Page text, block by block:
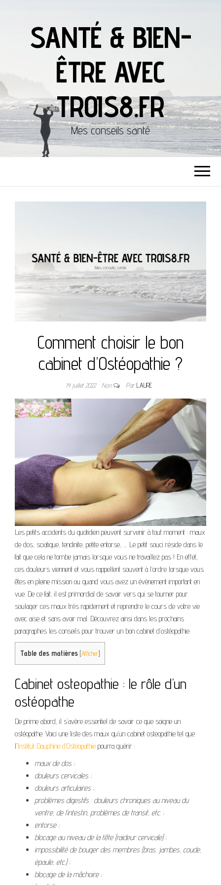
SANTÉ & BIEN-
ÊTRE AVEC
TROIS8.FR
Mes conseils santé
Comment choisir le bon
cabinet d’Ostéopathie ?
14 juillet 2022 Non ParLAURE
Les petits accidents du quotidien peuvent survenir à tout moment : maux
de dos, sciatique, tendinite, petite entorse, … Le petit souci réside dans le
fait que cela ne tombe jamais lorsque vous ne travaillez pas ! En effet,
ces douleurs viennent et vous rappellent souvent à l’ordre lorsque vous
êtes en pleine mission ou quand vous avez un évènement important en
vue. De ce fait, il est primordial de savoir vers qui se tourner pour
soulager ces maux très rapidement et reprendre le cours de votre vie
avec aise et sans avoir mal. Découvrez ainsi dans les prochains
paragraphes les conseils pour trouver un bon cabinet d’ostéopathie.
Table des matières [Afficher]
Cabinet osteopathie : le rôle d’un
ostéopathe
De prime abord, il s’avère essentiel de savoir ce que soigne un
ostéopathe. Voici une liste des maux qu’un cabinet osteopathie tel que
l’Institut Dauphine d’Ostéopathie pourra guérir :
maux de dos ;
douleurs cervicales ;
douleurs articulaires ;
problèmes digestifs : douleurs chroniques au niveau du
ventre, de l’intestin, problèmes de transit, etc. ;
entorse ;
blocage au niveau de la tête (raideur cervicale) ;
impossibilité de bouger des membres (bras, jambes, coude,
épaule, etc.) ;
blocage de la mâchoire ;